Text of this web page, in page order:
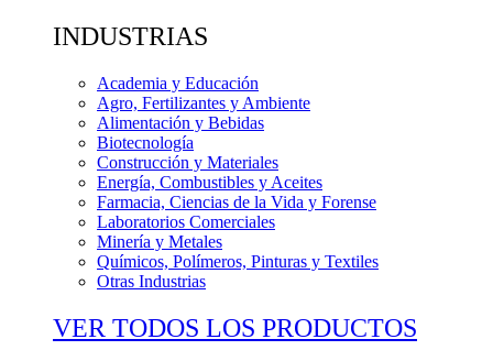
INDUSTRIAS
Academia y Educación
Agro, Fertilizantes y Ambiente
Alimentación y Bebidas
Biotecnología
Construcción y Materiales
Energía, Combustibles y Aceites
Farmacia, Ciencias de la Vida y Forense
Laboratorios Comerciales
Minería y Metales
Químicos, Polímeros, Pinturas y Textiles
Otras Industrias
VER TODOS LOS PRODUCTOS